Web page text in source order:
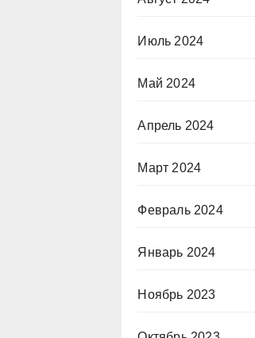
Июль 2024
Май 2024
Апрель 2024
Март 2024
Февраль 2024
Январь 2024
Ноябрь 2023